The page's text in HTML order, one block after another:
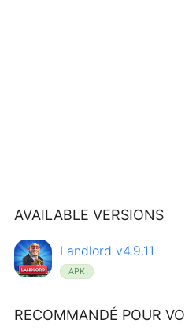
AVAILABLE VERSIONS
Landlord v4.9.11
APK
RECOMMANDÉ POUR